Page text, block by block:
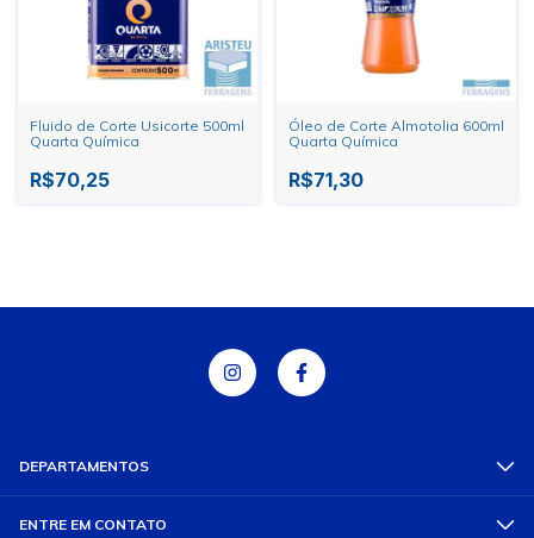
Fluido de Corte Usicorte 500ml
Quarta Química
R$70,25
Óleo de Corte Almotolia 600ml
Quarta Química
R$71,30
DEPARTAMENTOS
ENTRE EM CONTATO